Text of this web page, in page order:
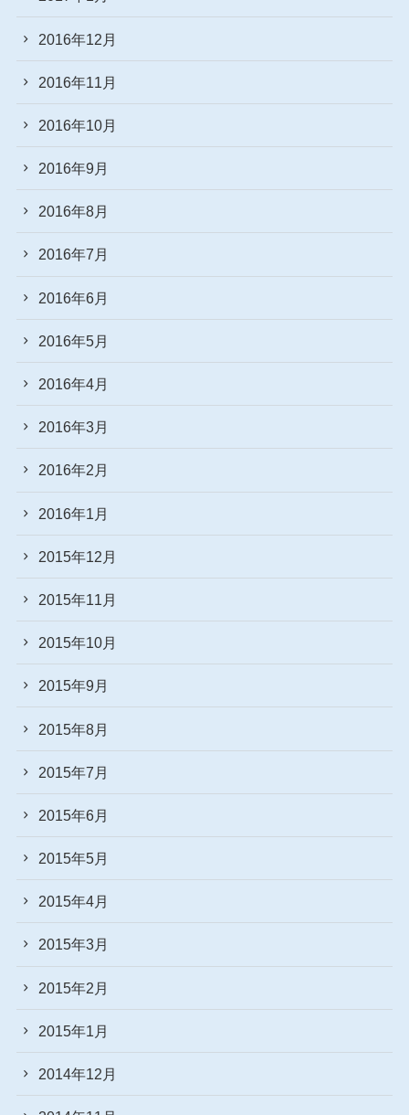
2016年12月
2016年11月
2016年10月
2016年9月
2016年8月
2016年7月
2016年6月
2016年5月
2016年4月
2016年3月
2016年2月
2016年1月
2015年12月
2015年11月
2015年10月
2015年9月
2015年8月
2015年7月
2015年6月
2015年5月
2015年4月
2015年3月
2015年2月
2015年1月
2014年12月